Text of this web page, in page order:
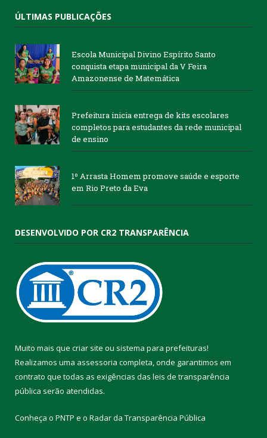
ÚLTIMAS PUBLICAÇÕES
Escola Municipal Divino Espírito Santo
conquista etapa municipal da V Feira
Amazonense de Matemática
Prefeitura inicia entrega de kits escolares
completos para estudantes da rede municipal
de ensino
1º Arrasta Homem promove saúde e esporte
em Rio Preto da Eva
DESENVOLVIDO POR CR2 TRANSPARÊNCIA
Muito mais que criar site ou sistema para prefeituras!
Realizamos uma assessoria completa, onde garantimos em
contrato que todas as exigências das leis de transparência
pública serão atendidas.
Conheça o PNTP e o Radar da Transparência Pública